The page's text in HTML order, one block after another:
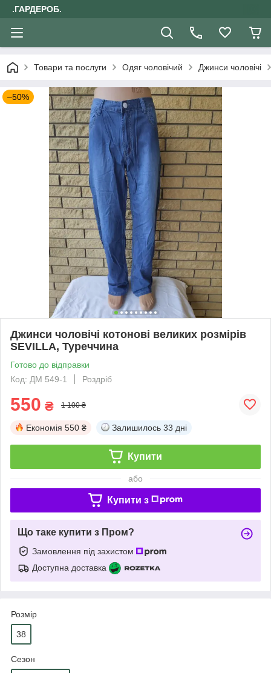
.ГАРДЕРОБ.
Товари та послуги Одяг чоловічий Джинси чоловічі
–50%
Джинси чоловічі котонові великих розмірів
SEVILLA, Туреччина
Готово до відправки
Код: ДМ 549-1
Роздріб
550 ₴ 1 100 ₴
Економія 550 ₴ Залишилось 33 дні
Купити
або
Купити з
Що таке купити з Пром?
Замовлення під захистом
Доступна доставка
Розмір
38
Сезон